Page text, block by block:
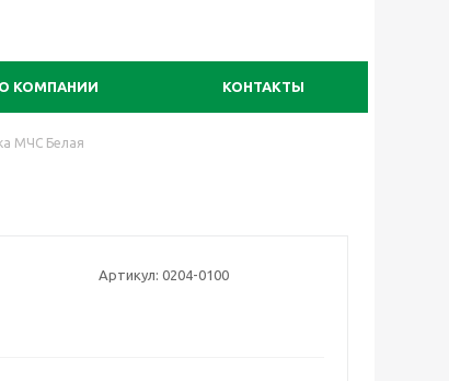
О КОМПАНИИ КОНТАКТЫ
МЧС Белая
Артикул: 0204-0100